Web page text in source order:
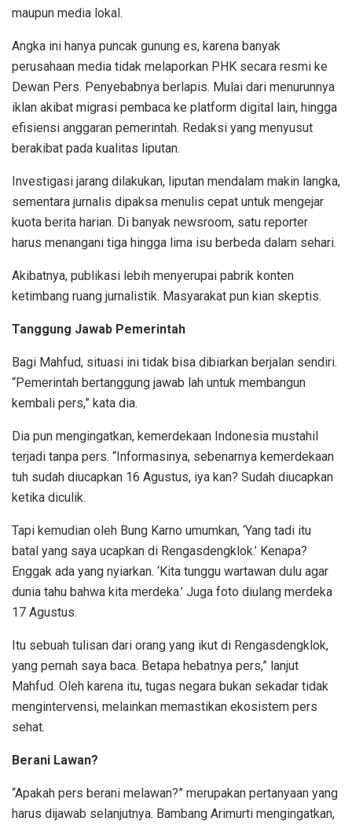
maupun media lokal.
Angka ini hanya puncak gunung es, karena banyak
perusahaan media tidak melaporkan PHK secara resmi ke
Dewan Pers. Penyebabnya berlapis. Mulai dari menurunnya
iklan akibat migrasi pembaca ke platform digital lain, hingga
efisiensi anggaran pemerintah. Redaksi yang menyusut
berakibat pada kualitas liputan.
Investigasi jarang dilakukan, liputan mendalam makin langka,
sementara jurnalis dipaksa menulis cepat untuk mengejar
kuota berita harian. Di banyak newsroom, satu reporter
harus menangani tiga hingga lima isu berbeda dalam sehari.
Akibatnya, publikasi lebih menyerupai pabrik konten
ketimbang ruang jurnalistik. Masyarakat pun kian skeptis.
Tanggung Jawab Pemerintah
Bagi Mahfud, situasi ini tidak bisa dibiarkan berjalan sendiri.
“Pemerintah bertanggung jawab lah untuk membangun
kembali pers,” kata dia.
Dia pun mengingatkan, kemerdekaan Indonesia mustahil
terjadi tanpa pers. “Informasinya, sebenarnya kemerdekaan
tuh sudah diucapkan 16 Agustus, iya kan? Sudah diucapkan
ketika diculik.
Tapi kemudian oleh Bung Karno umumkan, ‘Yang tadi itu
batal yang saya ucapkan di Rengasdengklok.’ Kenapa?
Enggak ada yang nyiarkan. ‘Kita tunggu wartawan dulu agar
dunia tahu bahwa kita merdeka.’ Juga foto diulang merdeka
17 Agustus.
Itu sebuah tulisan dari orang yang ikut di Rengasdengklok,
yang pernah saya baca. Betapa hebatnya pers,” lanjut
Mahfud. Oleh karena itu, tugas negara bukan sekadar tidak
mengintervensi, melainkan memastikan ekosistem pers
sehat.
Berani Lawan?
“Apakah pers berani melawan?” merupakan pertanyaan yang
harus dijawab selanjutnya. Bambang Arimurti mengingatkan,